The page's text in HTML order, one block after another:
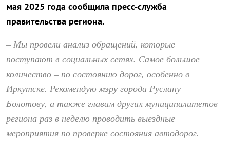
мая 2025 года сообщила пресс-служба
правительства региона.
– Мы провели анализ обращений, которые
поступают в социальных сетях. Самое большое
количество – по состоянию дорог, особенно в
Иркутске. Рекомендую мэру города Руслану
Болотову, а также главам других муниципалитетов
региона раз в неделю проводить выездные
мероприятия по проверке состояния автодорог.